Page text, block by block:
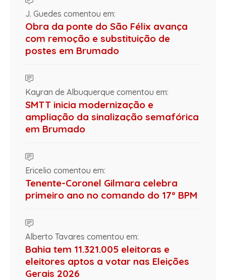
J. Guedes comentou em:
Obra da ponte do São Félix avança
com remoção e substituição de
postes em Brumado
Kayran de Albuquerque comentou em:
SMTT inicia modernização e
ampliação da sinalização semafórica
em Brumado
Ericelio comentou em:
Tenente-Coronel Gilmara celebra
primeiro ano no comando do 17º BPM
Alberto Tavares comentou em:
Bahia tem 11.321.005 eleitoras e
eleitores aptos a votar nas Eleições
Gerais 2026